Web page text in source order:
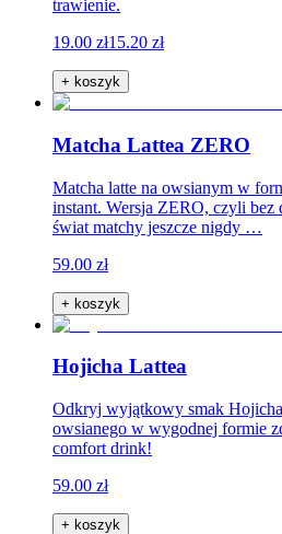
trawienie.
19.00 zł15.20 zł
+ koszyk
Matcha Lattea ZERO
Matcha latte na owsianym w
instant. Wersja ZERO, czyli bez
świat matchy jeszcze nigdy …
59.00 zł
+ koszyk
Hojicha Lattea
Odkryj wyjątkowy smak
owsianego w wygodnej formie
comfort drink!
59.00 zł
+ koszyk